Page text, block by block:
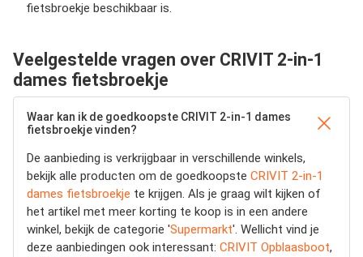
fietsbroekje beschikbaar is.
Veelgestelde vragen over CRIVIT 2-in-1
dames fietsbroekje
Waar kan ik de goedkoopste CRIVIT 2-in-1 dames
fietsbroekje vinden?
De aanbieding is verkrijgbaar in verschillende winkels,
bekijk alle producten om de goedkoopste CRIVIT 2-in-1
dames fietsbroekje te krijgen. Als je graag wilt kijken of
het artikel met meer korting te koop is in een andere
winkel, bekijk de categorie 'Supermarkt'. Wellicht vind je
deze aanbiedingen ook interessant: CRIVIT Opblaasboot,